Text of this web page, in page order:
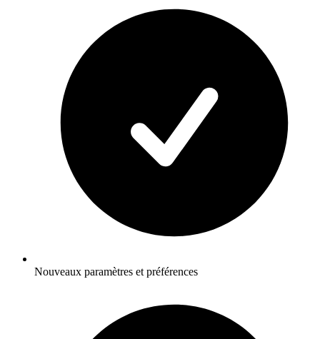
Nouveaux paramètres et préférences